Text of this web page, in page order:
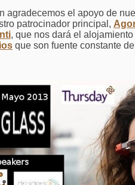
agradecemos el apoyo de
patrocinador principal,
, que nos dará el
que son fuente constante